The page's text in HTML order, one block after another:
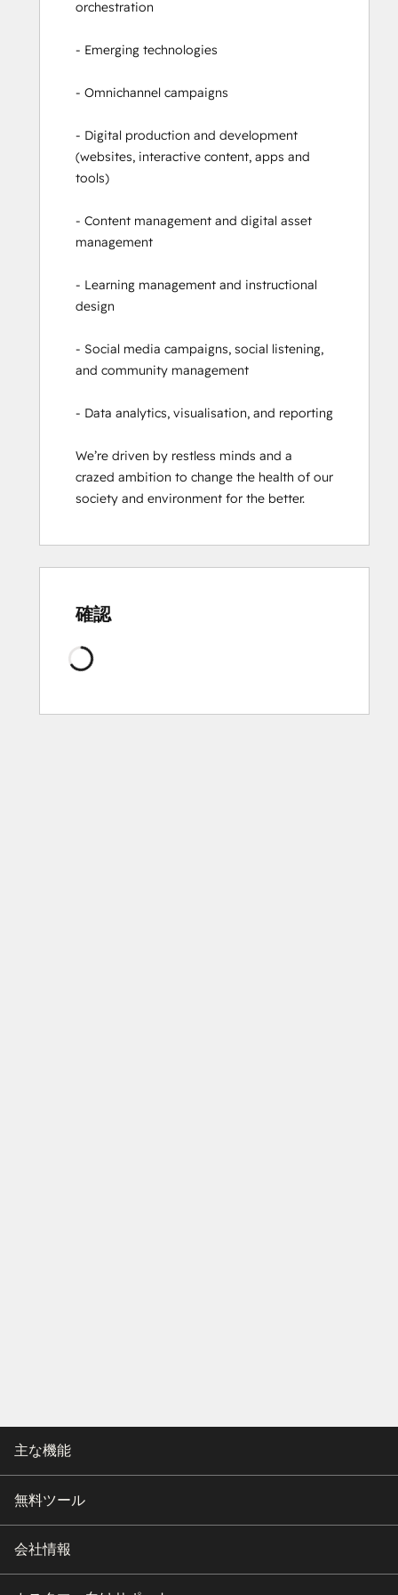
orchestration
- Emerging technologies
- Omnichannel campaigns
- Digital production and development
(websites, interactive content, apps and
tools)
- Content management and digital asset
management
- Learning management and instructional
design
- Social media campaigns, social listening,
and community management
- Data analytics, visualisation, and reporting
We’re driven by restless minds and a
crazed ambition to change the health of our
society and environment for the better.
確認
読
み
み
主な機能
無料ツール
会社情報